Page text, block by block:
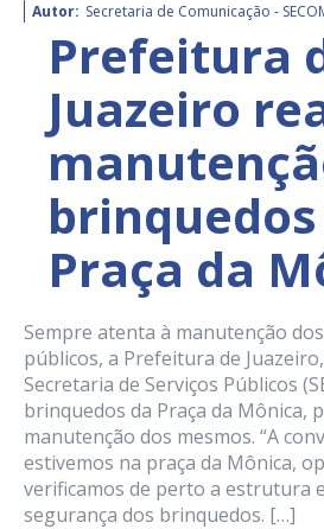
Autor: Secretaria de Comunicação -
Prefeitura
Juazeiro
Praça da
Sempre atenta à manutenção
públicos, a Prefeitura de
Secretaria de Serviços Públicos
brinquedos da Praça da Mônica,
manutenção dos mesmos. “A
estivemos na praça da Mônica,
verificamos de perto a estrutura
segurança dos brinquedos. […]